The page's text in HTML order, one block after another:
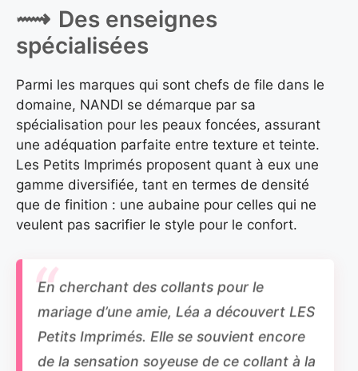
Des enseignes
spécialisées
Parmi les marques qui sont chefs de file dans le
domaine, NANDI se démarque par sa
spécialisation pour les peaux foncées, assurant
une adéquation parfaite entre texture et teinte.
Les Petits Imprimés proposent quant à eux une
gamme diversifiée, tant en termes de densité
que de finition : une aubaine pour celles qui ne
veulent pas sacrifier le style pour le confort.
En cherchant des collants pour le
mariage d’une amie, Léa a découvert LES
Petits Imprimés. Elle se souvient encore
de la sensation soyeuse de ce collant à la